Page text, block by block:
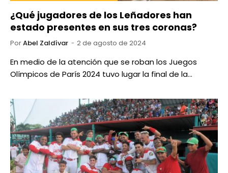
¿Qué jugadores de los Leñadores han
estado presentes en sus tres coronas?
PorAbel Zaldívar 2 de agosto de 2024
En medio de la atención que se roban los Juegos
Olímpicos de París 2024 tuvo lugar la final de la…